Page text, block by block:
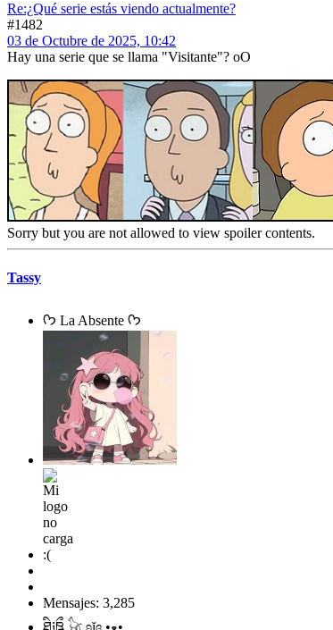
Re:¿Qué serie estás viendo actualmente?
#1482
03 de Octubre de 2025, 10:42
Hay una serie que se llama "Visitante"? oO
Sorry but you are not allowed to view spoiler contents.
Tassy
ᡣ𐭩 La Absente ᡣ𐭩
Mensajes: 3,285
ཐི༏ཋྀ 𓃠 ʚĭɞ •ﻌ•